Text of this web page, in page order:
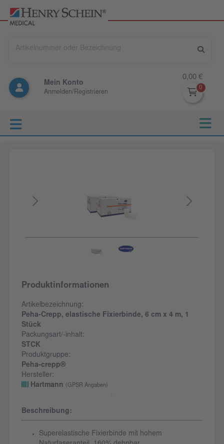
Mein Konto
Anmelden/Registrieren
0,00 €
Produktinformationen
Artikelbezeichnung:
Peha-Crepp, elastische Fixierbinde, 6 cm x 4 m, 1
Stück
Packungsart/-inhalt:
STCK
Produktgruppe:
Peha-crepp®
Hersteller:
Hartmann
(GPSR Angaben)
Beschreibung:
Superelastische Fixierbinde mit hohem